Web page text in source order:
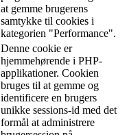
at gemme brugerens
samtykke til cookies i
kategorien "Performance".
Denne cookie er
hjemmehørende i PHP-
applikationer. Cookien
bruges til at gemme og
identificere en brugers
unikke sessions-id med det
formål at administrere